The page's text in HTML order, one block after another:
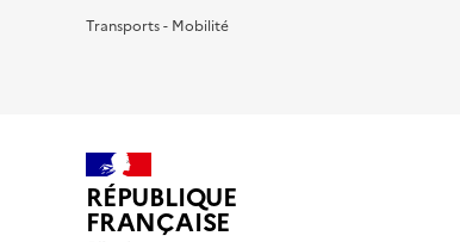
Transports - Mobilité
RÉPUBLIQUE
FRANÇAISE